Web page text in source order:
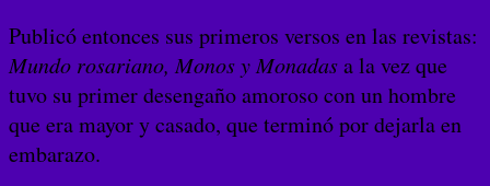
Publicó entonces sus primeros versos en las revistas:
Mundo rosariano, Monos y Monadasa la vez que
tuvo su primer desengaño amoroso con un hombre
que era mayor y casado, que terminó por dejarla en
embarazo.